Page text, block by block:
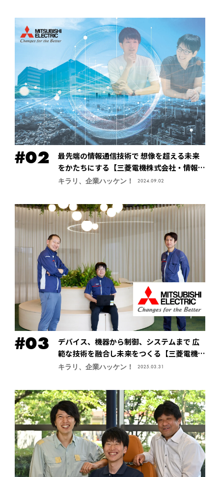
最先端の情報通信技術で 想像を超える未来
をかたちにする【三菱電機株式会社・情報技
術総合研究所】
キラリ、企業ハッケン！ 2024.09.02
デバイス、機器から制御、システムまで 広
範な技術を融合し未来をつくる【三菱電機株
式会社・先端技術総合研究所】
キラリ、企業ハッケン！ 2025.03.31